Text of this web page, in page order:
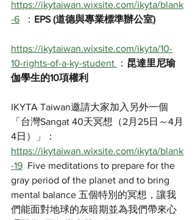
https://ikytaiwan.wixsite.com/ikyta/blank
-6
  ：
EPS (道德與專業標準辦公室)
https://ikytaiwan.wixsite.com/ikyta/10-
10-rights-of-a-ky-student
： 昆達里尼瑜
伽學生的10項權利
IKYTA Taiwan邀請大家加入另外一個
「台灣Sangat 40天冥想（2月25日～4月
4日）」：
https://ikytaiwan.wixsite.com/ikyta/blank
-19
  Five meditations to prepare for the
gray period of the planet and to bring
mental balance 五個特別的冥想，讓我
們能面對地球的灰暗期並為我們帶來心